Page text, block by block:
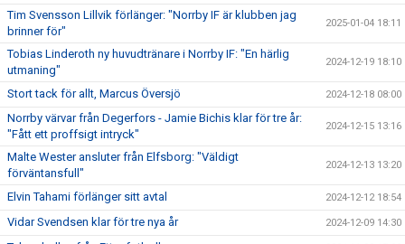
Tim Svensson Lillvik förlänger: "Norrby IF är klubben jag
brinner för"
2025-01-04 18:11
Tobias Linderoth ny huvudtränare i Norrby IF: "En härlig
utmaning"
2024-12-19 18:10
Stort tack för allt, Marcus Översjö 2024-12-18 08:00
Norrby värvar från Degerfors - Jamie Bichis klar för tre år:
"Fått ett proffsigt intryck"
2024-12-15 13:16
Malte Wester ansluter från Elfsborg: "Väldigt
förväntansfull"
2024-12-13 13:20
Elvin Tahami förlänger sitt avtal 2024-12-12 18:54
Vidar Svendsen klar för tre nya år 2024-12-09 14:30